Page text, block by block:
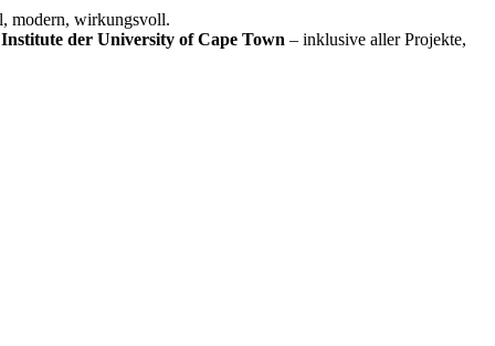
modern, wirkungsvoll.
der University of Cape Town – inklusive aller Projekte,